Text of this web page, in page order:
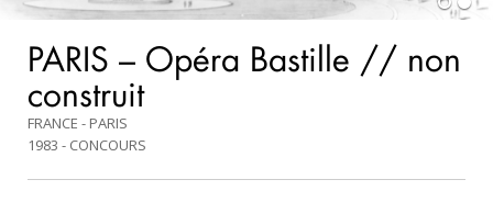
PARIS – Opéra Bastille // non
construit
FRANCE - PARIS
1983
CONCOURS